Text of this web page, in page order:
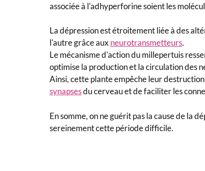
associée à l'adhyperforine soient les
La dépression est étroitement liée à des
l'autre grâce aux neurotransmetteurs.
Le mécanisme d'action du millepertuis
optimise la production et la circulation des
Ainsi, cette plante empêche leur
synapsesdu cerveau et de faciliter les
En somme, on ne guérit pas la cause de la
sereinement cette période difficile.